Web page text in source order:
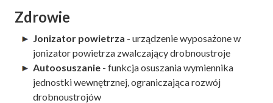
Zdrowie
Jonizator powietrza - urządzenie wyposażone w
jonizator powietrza zwalczający drobnoustroje
Autoosuszanie - funkcja osuszania wymiennika
jednostki wewnętrznej, ograniczająca rozwój
drobnoustrojów